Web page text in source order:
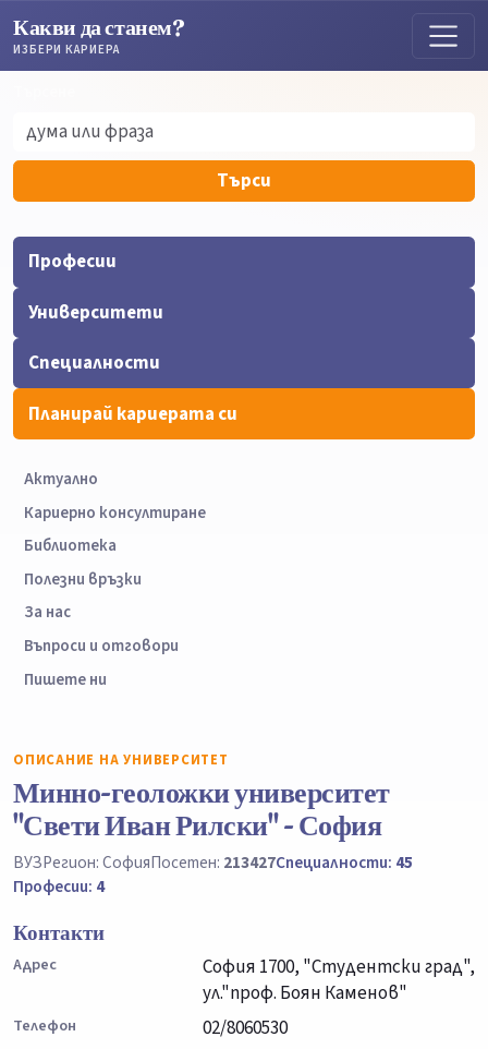
Какви да станем?
ИЗБЕРИ КАРИЕРА
Търси
Професии
Университети
Специалности
Планирай кариерата си
Актуално
Кариерно консултиране
Библиотека
Полезни връзки
За нас
Въпроси и отговори
Пишете ни
ОПИСАНИЕ НА УНИВЕРСИТЕТ
Минно-геоложки университет
"Свети Иван Рилски" - София
ВУЗРегион: СофияПосетен: 213427Специалности: 45
Професии: 4
Контакти
Адрес
София 1700, "Студентски град",
ул."проф. Боян Каменов"
Телефон 02/8060530